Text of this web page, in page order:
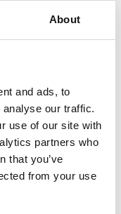
About
and ads, to
our traffic.
use of our site with
partners who
that you’ve
from your use
sløjfe og
da den passerer
bl.a. kan lege på